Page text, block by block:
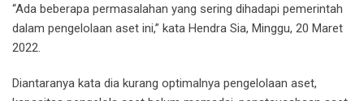
“Ada beberapa permasalahan yang sering dihadapi pemerintah
dalam pengelolaan aset ini,” kata Hendra Sia, Minggu, 20 Maret
2022.
Diantaranya kata dia kurang optimalnya pengelolaan aset,